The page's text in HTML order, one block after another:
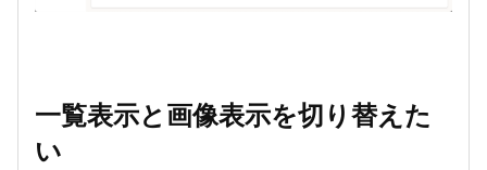
一覧表示と画像表示を切り替えた
い